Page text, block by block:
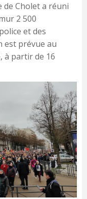
de Cholet a réuni
2 500
et des
est prévue au
à partir de 16